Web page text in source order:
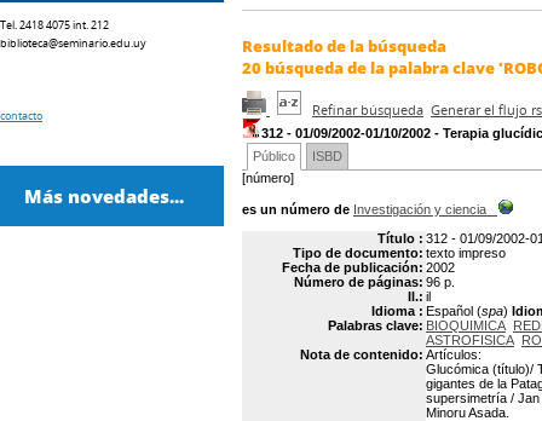
Resultado de la búsqueda
20búsqueda de la palabra clave
Refinar búsqueda Generar el flujo
312 - 01/09/2002-01/10/2002 - Terapia
Público
ISBD
[número]
es un número de Investigación y ciencia
Título : 312 - 01/09/2002-
Tipo de documento: texto impreso
Fecha de publicación: 2002
Número de páginas: 96 p.
Il.: il
Idioma : Español (spa)
Palabras clave: BIOQUIMICA
ASTROFISICA
Nota de contenido: Artículos:
Glucómica (título)/
gigantes de la
supersimetría / Jan
Minoru Asada.
Tel. 2418 4075 int. 212
biblioteca@seminario.edu.uy
contacto
Más novedades...